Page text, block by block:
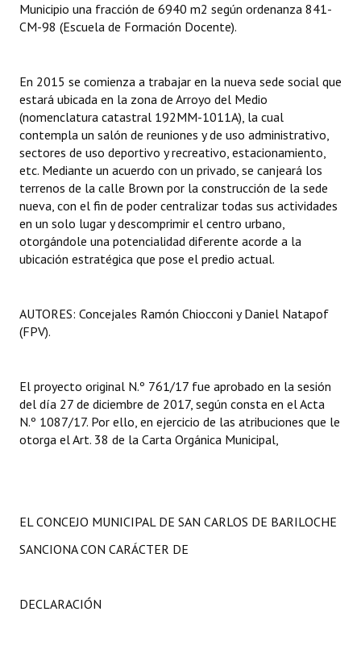
Periodistas Decanos - Registro
Banca del Vecino - Registro
Huéspedes de Honor - Registro
Antiguos Pobladores - Registro
Reconocimientos - Registro
Bariloche, Municipio intercultural
Entrega de distinciones
Municipio una fracción de 6940 m2 según ordenanza 841-
CM-98 (Escuela de Formación Docente).
En 2015 se comienza a trabajar en la nueva sede social que
estará ubicada en la zona de Arroyo del Medio
(nomenclatura catastral 192MM-1011A), la cual
contempla un salón de reuniones y de uso administrativo,
sectores de uso deportivo y recreativo, estacionamiento,
etc. Mediante un acuerdo con un privado, se canjeará los
terrenos de la calle Brown por la construcción de la sede
nueva, con el fin de poder centralizar todas sus actividades
en un solo lugar y descomprimir el centro urbano,
otorgándole una potencialidad diferente acorde a la
ubicación estratégica que pose el predio actual.
AUTORES: Concejales Ramón Chiocconi y Daniel Natapof
(FPV).
El proyecto original N.º 761/17 fue aprobado en la sesión
del día 27 de diciembre de 2017, según consta en el Acta
N.º 1087/17. Por ello, en ejercicio de las atribuciones que le
otorga el Art. 38 de la Carta Orgánica Municipal,
EL CONCEJO MUNICIPAL DE SAN CARLOS DE BARILOCHE
SANCIONA CON CARÁCTER DE
DECLARACIÓN